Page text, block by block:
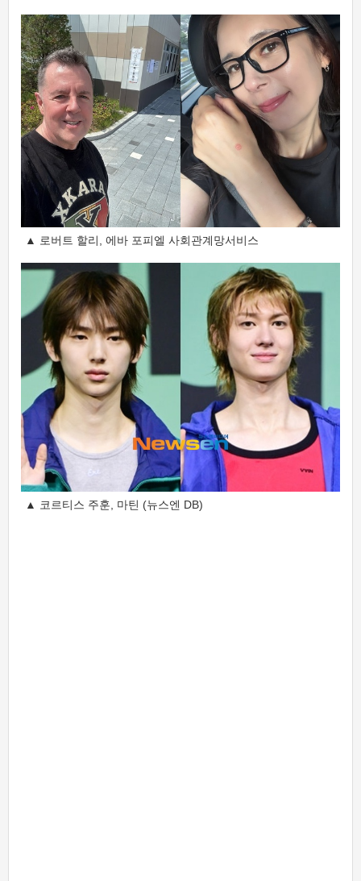
▲ 로버트 할리, 에바 포피엘 사회관계망서비스
▲ 코르티스 주훈, 마틴 (뉴스엔 DB)